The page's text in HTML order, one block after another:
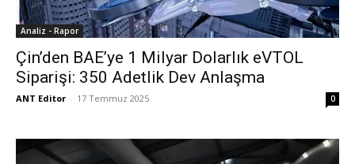
Analiz - Rapor
Çin’den BAE’ye 1 Milyar Dolarlık eVTOL
Siparişi: 350 Adetlik Dev Anlaşma
ANT Editor - 17 Temmuz 2025 0